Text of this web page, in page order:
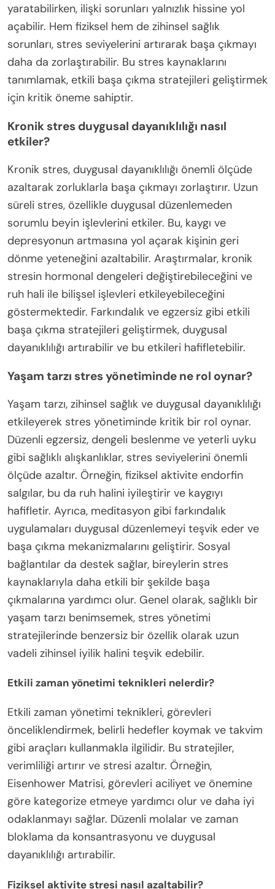
yaratabilirken, ilişki sorunları yalnızlık hissine yol
açabilir. Hem fiziksel hem de zihinsel sağlık
sorunları, stres seviyelerini artırarak başa çıkmayı
daha da zorlaştırabilir. Bu stres kaynaklarını
tanımlamak, etkili başa çıkma stratejileri geliştirmek
için kritik öneme sahiptir.
Kronik stres duygusal dayanıklılığı nasıl
etkiler?
Kronik stres, duygusal dayanıklılığı önemli ölçüde
azaltarak zorluklarla başa çıkmayı zorlaştırır. Uzun
süreli stres, özellikle duygusal düzenlemeden
sorumlu beyin işlevlerini etkiler. Bu, kaygı ve
depresyonun artmasına yol açarak kişinin geri
dönme yeteneğini azaltabilir. Araştırmalar, kronik
stresin hormonal dengeleri değiştirebileceğini ve
ruh hali ile bilişsel işlevleri etkileyebileceğini
göstermektedir. Farkındalık ve egzersiz gibi etkili
başa çıkma stratejileri geliştirmek, duygusal
dayanıklılığı artırabilir ve bu etkileri hafifletebilir.
Yaşam tarzı stres yönetiminde ne rol oynar?
Yaşam tarzı, zihinsel sağlık ve duygusal dayanıklılığı
etkileyerek stres yönetiminde kritik bir rol oynar.
Düzenli egzersiz, dengeli beslenme ve yeterli uyku
gibi sağlıklı alışkanlıklar, stres seviyelerini önemli
ölçüde azaltır. Örneğin, fiziksel aktivite endorfin
salgılar, bu da ruh halini iyileştirir ve kaygıyı
hafifletir. Ayrıca, meditasyon gibi farkındalık
uygulamaları duygusal düzenlemeyi teşvik eder ve
başa çıkma mekanizmalarını geliştirir. Sosyal
bağlantılar da destek sağlar, bireylerin stres
kaynaklarıyla daha etkili bir şekilde başa
çıkmalarına yardımcı olur. Genel olarak, sağlıklı bir
yaşam tarzı benimsemek, stres yönetimi
stratejilerinde benzersiz bir özellik olarak uzun
vadeli zihinsel iyilik halini teşvik edebilir.
Etkili zaman yönetimi teknikleri nelerdir?
Etkili zaman yönetimi teknikleri, görevleri
önceliklendirmek, belirli hedefler koymak ve takvim
gibi araçları kullanmakla ilgilidir. Bu stratejiler,
verimliliği artırır ve stresi azaltır. Örneğin,
Eisenhower Matrisi, görevleri aciliyet ve önemine
göre kategorize etmeye yardımcı olur ve daha iyi
odaklanmayı sağlar. Düzenli molalar ve zaman
bloklama da konsantrasyonu ve duygusal
dayanıklılığı artırabilir.
Fiziksel aktivite stresi nasıl azaltabilir?